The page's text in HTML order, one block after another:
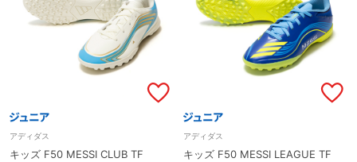
アディダス
キッズ F50 MESSI CLUB TF
アディダス
キッズ F50 MESSI LEAGUE TF